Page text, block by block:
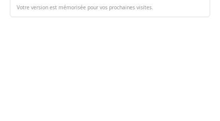
Votre version est mémorisée pour vos prochaines visites.